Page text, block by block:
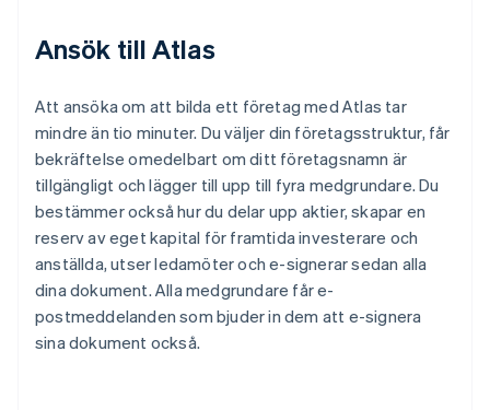
Ansök till Atlas
Att ansöka om att bilda ett företag med Atlas tar
mindre än tio minuter. Du väljer din företagsstruktur, får
bekräftelse omedelbart om ditt företagsnamn är
tillgängligt och lägger till upp till fyra medgrundare. Du
bestämmer också hur du delar upp aktier, skapar en
reserv av eget kapital för framtida investerare och
anställda, utser ledamöter och e-signerar sedan alla
dina dokument. Alla medgrundare får e-
postmeddelanden som bjuder in dem att e-signera
sina dokument också.